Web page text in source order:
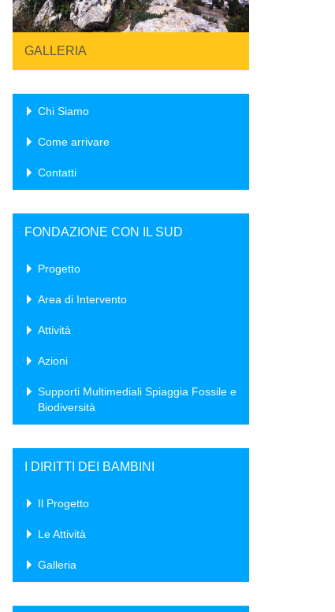
GALLERIA
Chi Siamo
Come arrivare
Contatti
FONDAZIONE CON IL SUD
Progetto
Area di Intervento
Attività
Azioni
Supporti Multimediali Spiaggia Fossile e
Biodiversità
I DIRITTI DEI BAMBINI
Il Progetto
Le Attività
Galleria